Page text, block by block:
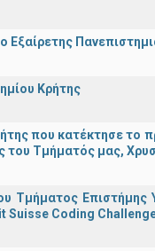
Κρήτης
που κατέκτησε το
του Τμήματός μας,
Τμήματος
Suisse Coding